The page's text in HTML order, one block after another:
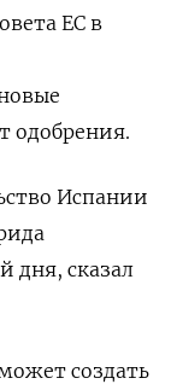
ЕС в
одобрения.
Испании
дня, сказал
создать